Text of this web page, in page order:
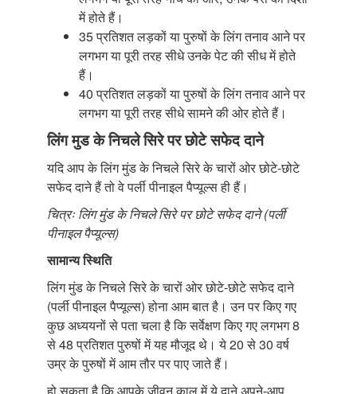
में होते हैं।
35 प्रतिशत लड़कों या पुरुषों के लिंग तनाव आने पर
लगभग या पूरी तरह सीधे उनके पेट की सीध में होते
हैं।
40 प्रतिशत लड़कों या पुरुषों के लिंग तनाव आने पर
लगभग या पूरी तरह सीधे सामने की ओर होते हैं।
लिंग मुड के निचले सिरे पर छोटे सफेद दाने
यदि आप के लिंग मुंड के निचले सिरे के चारों ओर छोटे-छोटे
सफेद दाने हैं तो वे पर्ली पीनाइल पैप्यूल्स ही हैं।
चित्रः लिंग मुंड के निचले सिरे पर छोटे सफेद दाने (पर्ली
पीनाइल पैप्यूल्स)
सामान्य स्थिति
लिंग मुंड के निचले सिरे के चारों ओर छोटे-छोटे सफेद दाने
(पर्ली पीनाइल पैप्यूल्स) होना आम बात है। उन पर किए गए
कुछ अध्ययनों से पता चला है कि सर्वेक्षण किए गए लगभग 8
से 48 प्रतिशत पुरुषों में यह मौजूद थे। ये 20 से 30 वर्ष
उम्र के पुरुषों में आम तौर पर पाए जाते हैं।